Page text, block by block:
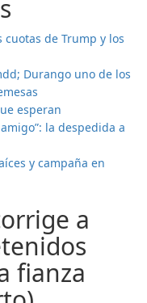
de Trump y los
Durango uno de los
esperan
la despedida a
y campaña en
a
fianza